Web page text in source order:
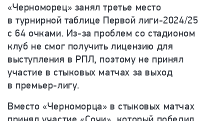
«Черноморец» занял третье место
в турнирной таблице Первой лиги-2024/25
с 64 очками. Из-за проблем со стадионом
клуб не смог получить лицензию для
выступления в РПЛ, поэтому не принял
участие в стыковых матчах за выход
в премьер-лигу.
Вместо «Черноморца» в стыковых матчах